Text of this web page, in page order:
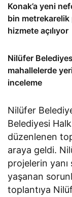
Konak’a yeni
bin metrekarelik
hizmete açılıyor
Nilüfer
mahallelerde
inceleme
Nilüfer
Belediyesi
düzenlenen
araya geldi.
projelerin yanı
yaşanan
toplantıya